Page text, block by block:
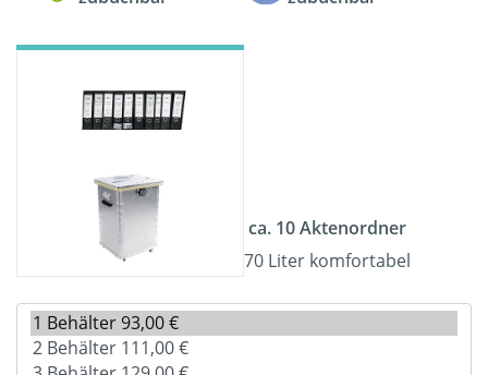
ca. 10 Aktenordner
70 Liter komfortabel